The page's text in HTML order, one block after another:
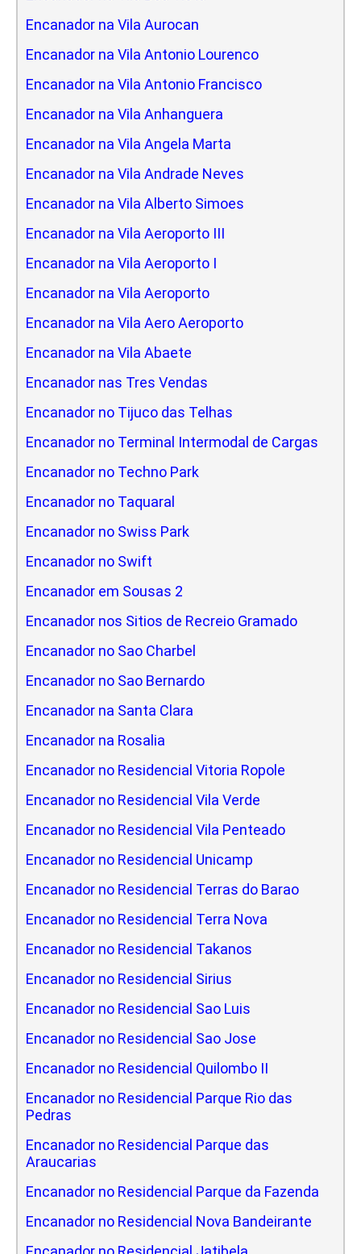
Encanador na Vila Aurocan
Encanador na Vila Antonio Lourenco
Encanador na Vila Antonio Francisco
Encanador na Vila Anhanguera
Encanador na Vila Angela Marta
Encanador na Vila Andrade Neves
Encanador na Vila Alberto Simoes
Encanador na Vila Aeroporto III
Encanador na Vila Aeroporto I
Encanador na Vila Aeroporto
Encanador na Vila Aero Aeroporto
Encanador na Vila Abaete
Encanador nas Tres Vendas
Encanador no Tijuco das Telhas
Encanador no Terminal Intermodal de Cargas
Encanador no Techno Park
Encanador no Taquaral
Encanador no Swiss Park
Encanador no Swift
Encanador em Sousas 2
Encanador nos Sitios de Recreio Gramado
Encanador no Sao Charbel
Encanador no Sao Bernardo
Encanador na Santa Clara
Encanador na Rosalia
Encanador no Residencial Vitoria Ropole
Encanador no Residencial Vila Verde
Encanador no Residencial Vila Penteado
Encanador no Residencial Unicamp
Encanador no Residencial Terras do Barao
Encanador no Residencial Terra Nova
Encanador no Residencial Takanos
Encanador no Residencial Sirius
Encanador no Residencial Sao Luis
Encanador no Residencial Sao Jose
Encanador no Residencial Quilombo II
Encanador no Residencial Parque Rio das
Pedras
Encanador no Residencial Parque das
Araucarias
Encanador no Residencial Parque da Fazenda
Encanador no Residencial Nova Bandeirante